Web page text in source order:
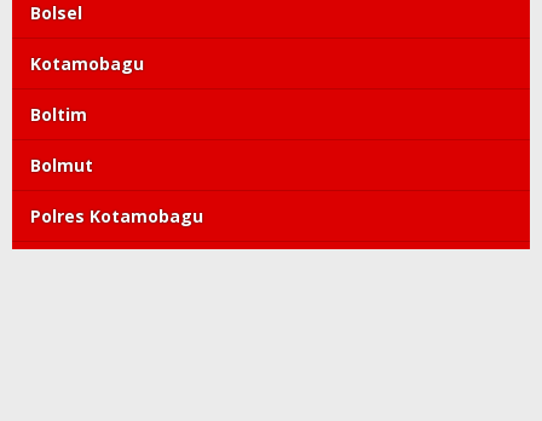
Bolsel
Kotamobagu
Boltim
Bolmut
Polres Kotamobagu